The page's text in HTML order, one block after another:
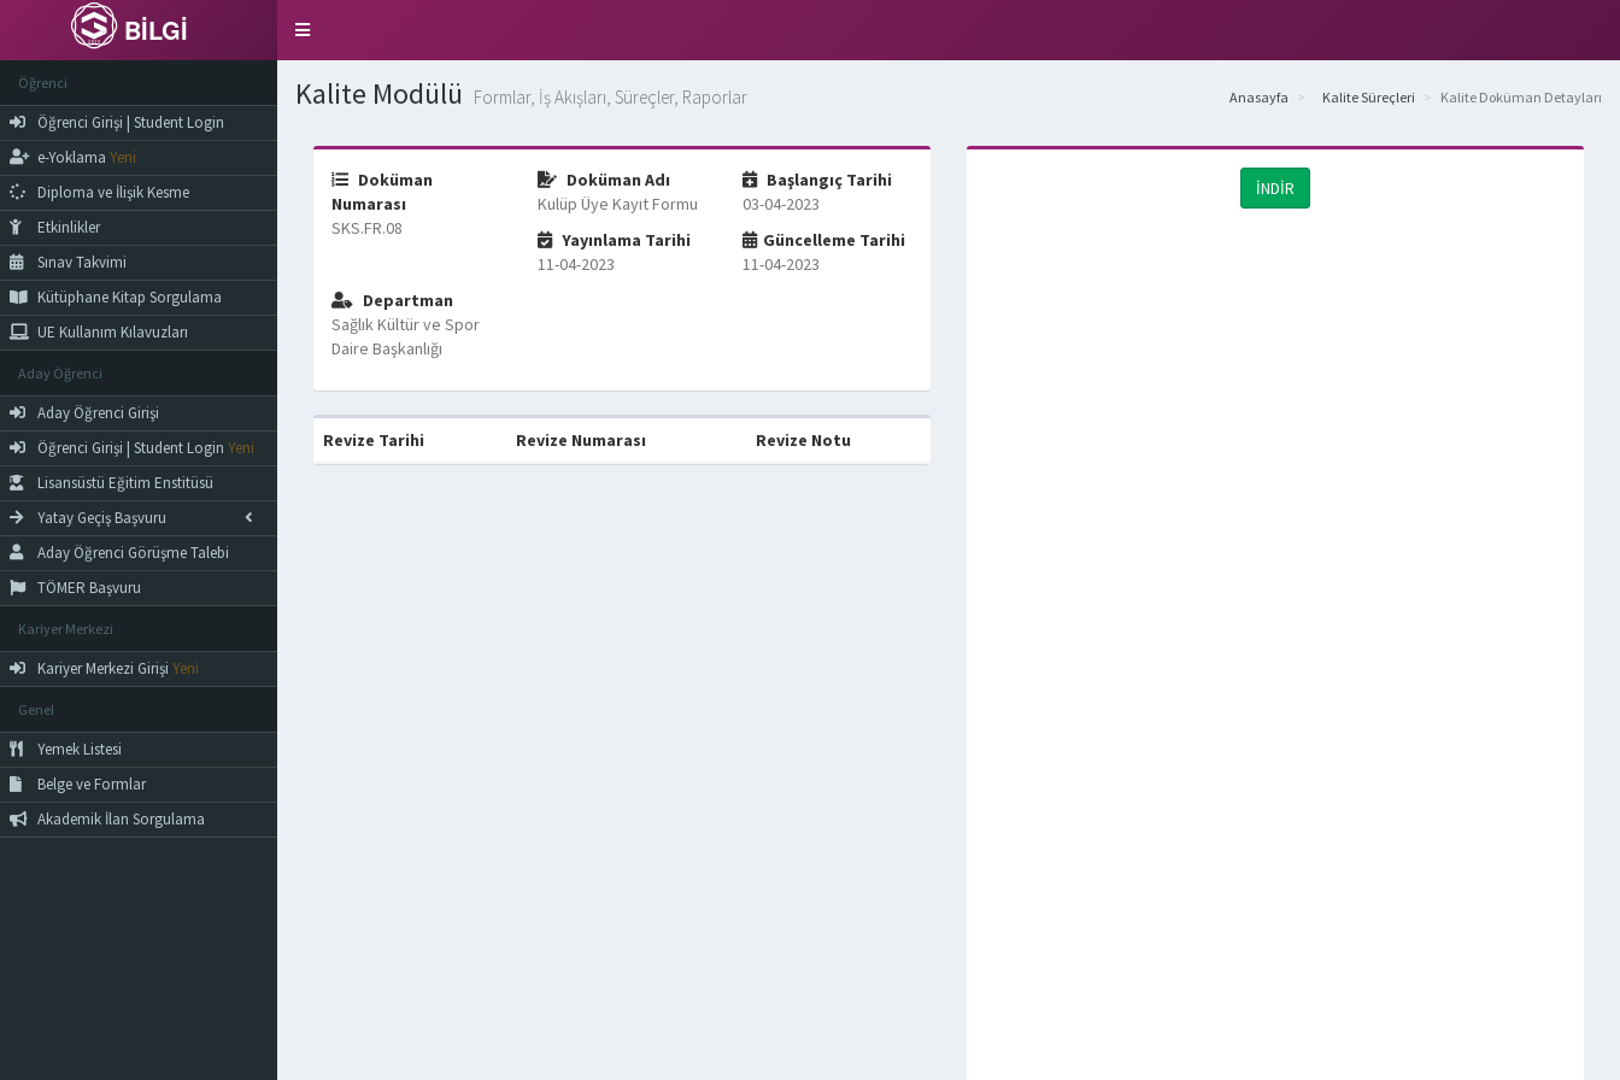
BİLGİ
Toggle
Öğrenci
Öğrenci Girişi | Student Login
e-Yoklama Yeni
Diploma ve İlişik Kesme
Etkinlikler
Sınav Takvimi
Kütüphane Kitap Sorgulama
UE Kullanım Kılavuzları
Aday Öğrenci
Aday Öğrenci Girişi
Öğrenci Girişi | Student Login Yeni
Lisansüstü Eğitim Enstitüsü
Yatay Geçiş Başvuru
Aday Öğrenci Görüşme Talebi
TÖMER Başvuru
Kariyer Merkezi
Kariyer Merkezi Girişi Yeni
Genel
Yemek Listesi
Belge ve Formlar
Akademik İlan Sorgulama
Kalite Modülü Formlar, İş Akışları, Süreçler, Raporlar Anasayfa Kalite Süreçleri Kalite Doküman Detayları
Doküman
Numarası
SKS.FR.08
Doküman Adı
Kulüp Üye Kayıt Formu
Başlangıç Tarihi
03-04-2023
Yayınlama Tarihi
11-04-2023
Güncelleme Tarihi
11-04-2023
Departman
Sağlık Kültür ve Spor
Daire Başkanlığı
Revize Tarihi Revize Numarası Revize Notu
İNDİR